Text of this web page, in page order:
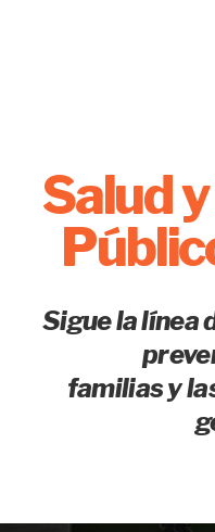
Salud
Sigue la línea
familias y